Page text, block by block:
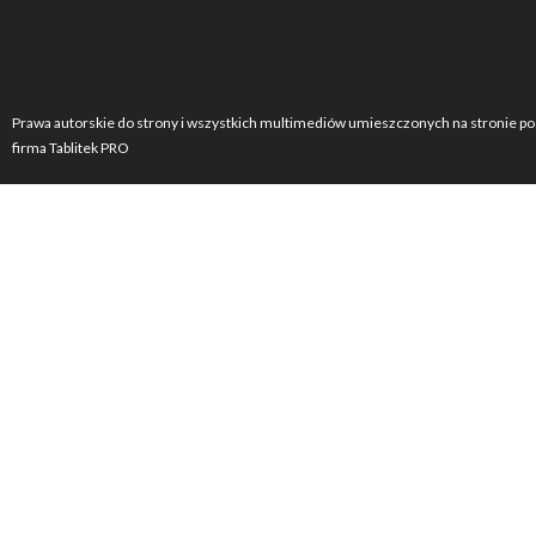
Prawa autorskie do strony i wszystkich multimediów umieszczonych na stronie
firma Tablitek PRO